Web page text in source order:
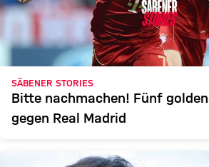
SÄBENER STORIES
Bitte nachmachen! Fünf
gegen Real Madrid